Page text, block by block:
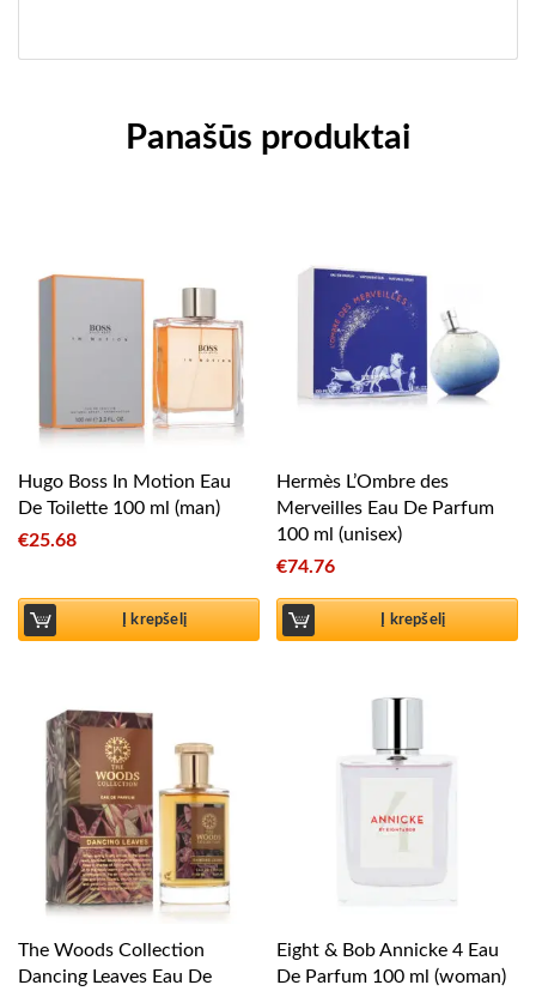
Panašūs produktai
Hugo Boss In Motion Eau
De Toilette 100 ml (man)
€25.68
Į krepšelį
Hermès L’Ombre des
Merveilles Eau De Parfum
100 ml (unisex)
€74.76
Į krepšelį
The Woods Collection
Dancing Leaves Eau De
Eight & Bob Annicke 4 Eau
De Parfum 100 ml (woman)